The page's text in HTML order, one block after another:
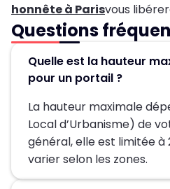
honnête à Parisvous
Questions
Quelle est la hauteur
pour un portail ?
La hauteur maximale
Local d’Urbanisme) de
général, elle est limitée à
varier selon les zones.